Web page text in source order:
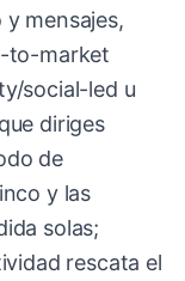
mensajes,
to-market
social-led u
diriges
de
y las
solas;
rescata el